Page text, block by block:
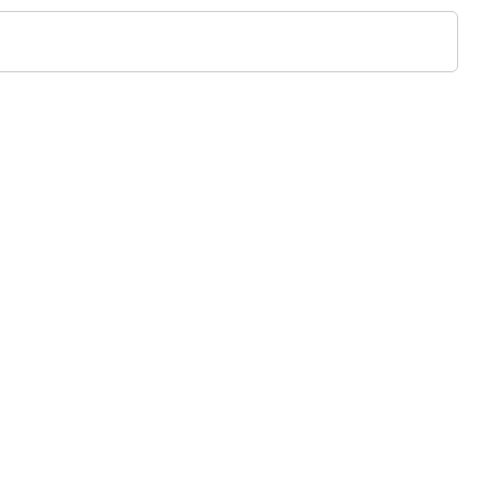
사, 추리로 이어지는 미스터리 소설의 일반 공식을 따르고 있
문의 러브스토리는 마지막 페이지를 넘긴 독자들로 하여금
토를 키우고 있다. 우연히 사건을 눈치채게 된 옆집 사는 고
이 사모해 왔던 이시가미는 완전범죄를 획책한다. 대학 시절
시하여 경찰의 수사를 혼선에 빠뜨린다.
기 직전 야스코의 행적을 캐고 다녔으며, 야스코가 일하는 도
는 데 총력을 기울이지만 별다른 소득을 얻지 못하고, 수사
에 처할 때마다 등장해 사건 해결의 실마리를 던져주던 천재
과 전공은 다르지만 서로의 천재성을 인정했던 동창생이라